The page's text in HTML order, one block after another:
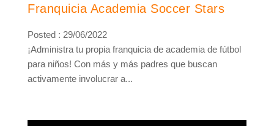
Franquicia Academia Soccer Stars
Posted : 29/06/2022
¡Administra tu propia franquicia de academia de fútbol
para niños! Con más y más padres que buscan
activamente involucrar a...